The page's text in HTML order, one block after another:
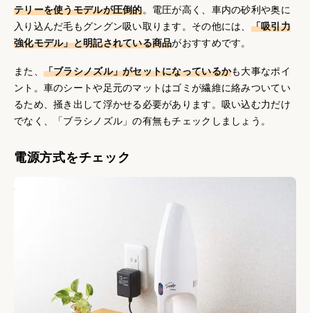
テリーを使うモデルが圧倒的。電圧が高く、車内の砂利や奥に
入り込んだ毛もグングン吸い取ります。その他には、 「吸引力
強化モデル」と明記されている商品がおすすめです。
また、 「ブラシノズル」がセットになっているかも大事なポイ
ント。車のシートや足元のマットはゴミが繊維に絡みついてい
るため、掻き出して浮かせる必要があります。吸い込む力だけ
でなく、「ブラシノズル」の有無もチェックしましょう。
電源方式をチェック